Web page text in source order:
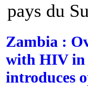
pays du
Zambia :
with HIV in
introduces